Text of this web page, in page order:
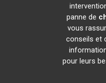
panne de
vous
conseils et
pour leurs